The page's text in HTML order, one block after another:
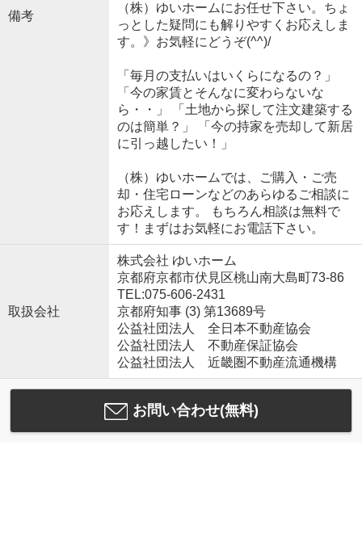
備考
（株）ゆいホームにお任せ下さい。ちょ
っとした疑問にも解りやすくお応えしま
す。》お気軽にどうぞ(^^)/
「毎月の支払いはいくらになるの？」
「今の家賃とそんなに変わらないな
ら・・」 「土地から探して注文建築する
のは簡単？」 「今の持家を売却して新居
に引っ越したい！」
（株）ゆいホームでは、ご購入・ご売
却・住宅ローンなどのあらゆるご相談に
お応えします。 もちろん相談は無料で
す！まずはお気軽にお電話下さい。
取扱会社
株式会社 ゆいホーム
京都府京都市伏見区桃山南大島町73-86
TEL:075-606-2431
京都府知事 (3) 第13689号
公益社団法人 全日本不動産協会
公益社団法人 不動産保証協会
公益社団法人 近畿圏不動産流通機構
お問い合わせ(無料)